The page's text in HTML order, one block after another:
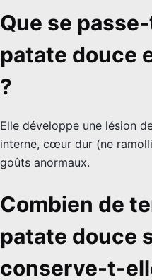
Que se
patate douce
?
Elle développe une lésion
interne, cœur dur (ne
goûts anormaux.
Combien de
patate douce
conserve-t-